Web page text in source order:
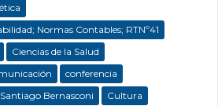
Normas Contables; RTNº41
Ciencias de la Salud
conferencia
Bernasconi
Cultura